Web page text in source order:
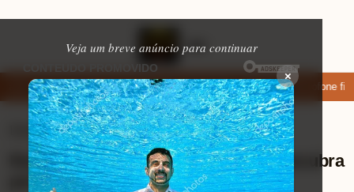
Veja um breve anúncio para continuar
×
apps de namoro que permitem enviar fotos e vídeos Microfone
Eletrônicos ⏱ 8 min de leitura
Review Skill Gaming PC Gamer: descubra
por que ele é o seu aliado perfeito!